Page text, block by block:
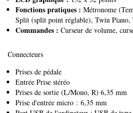
Fonctions pratiques : Métronome
Split (split point réglable), Twin Piano,
Commandes : Curseur de volume,
Connecteurs
Prises de pédale
Entrée Prise stéréo
Prises de sortie (L/Mono, R) 6,35 mm
Prise d'entrée micro : 6,35 mm